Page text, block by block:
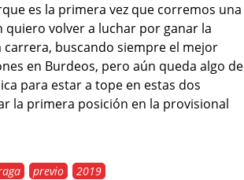
es la primera vez que corremos una
volver a luchar por ganar la
buscando siempre el mejor
en Burdeos, pero aún queda algo de
para estar a tope en estas dos
la primera posición en la provisional
previo 2019